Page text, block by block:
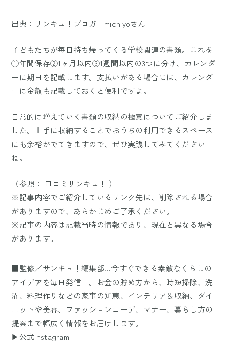
出典：サンキュ！ブロガーmichiyoさん
子どもたちが毎日持ち帰ってくる学校関連の書類。これを
①年間保存②1ヶ月以内③1週間以内の3つに分け、カレンダ
ーに期日を記載します。支払いがある場合には、カレンダ
ーに金額も記載しておくと便利ですよ。
日常的に増えていく書類の収納の極意についてご紹介しま
した。上手に収納することでおうちの利用できるスペース
にも余裕がでてきますので、ぜひ実践してみてください
ね。
（参照： 口コミサンキュ！ ）
※記事内容でご紹介しているリンク先は、削除される場合
がありますので、あらかじめご了承ください。
※記事の内容は記載当時の情報であり、現在と異なる場合
があります。
■監修／サンキュ！編集部…今すぐできる素敵なくらしの
アイデアを毎日発信中。お金の貯め方から、時短掃除、洗
濯、料理作りなどの家事の知恵、インテリア＆収納、ダイ
エットや美容、ファッションコーデ、マナー、暮らし方の
提案まで幅広く情報をお届けします。
▶公式Instagram